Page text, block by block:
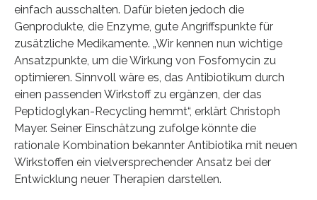
einfach ausschalten. Dafür bieten jedoch die
Genprodukte, die Enzyme, gute Angriffspunkte für
zusätzliche Medikamente. „Wir kennen nun wichtige
Ansatzpunkte, um die Wirkung von Fosfomycin zu
optimieren. Sinnvoll wäre es, das Antibiotikum durch
einen passenden Wirkstoff zu ergänzen, der das
Peptidoglykan-Recycling hemmt“, erklärt Christoph
Mayer. Seiner Einschätzung zufolge könnte die
rationale Kombination bekannter Antibiotika mit neuen
Wirkstoffen ein vielversprechender Ansatz bei der
Entwicklung neuer Therapien darstellen.